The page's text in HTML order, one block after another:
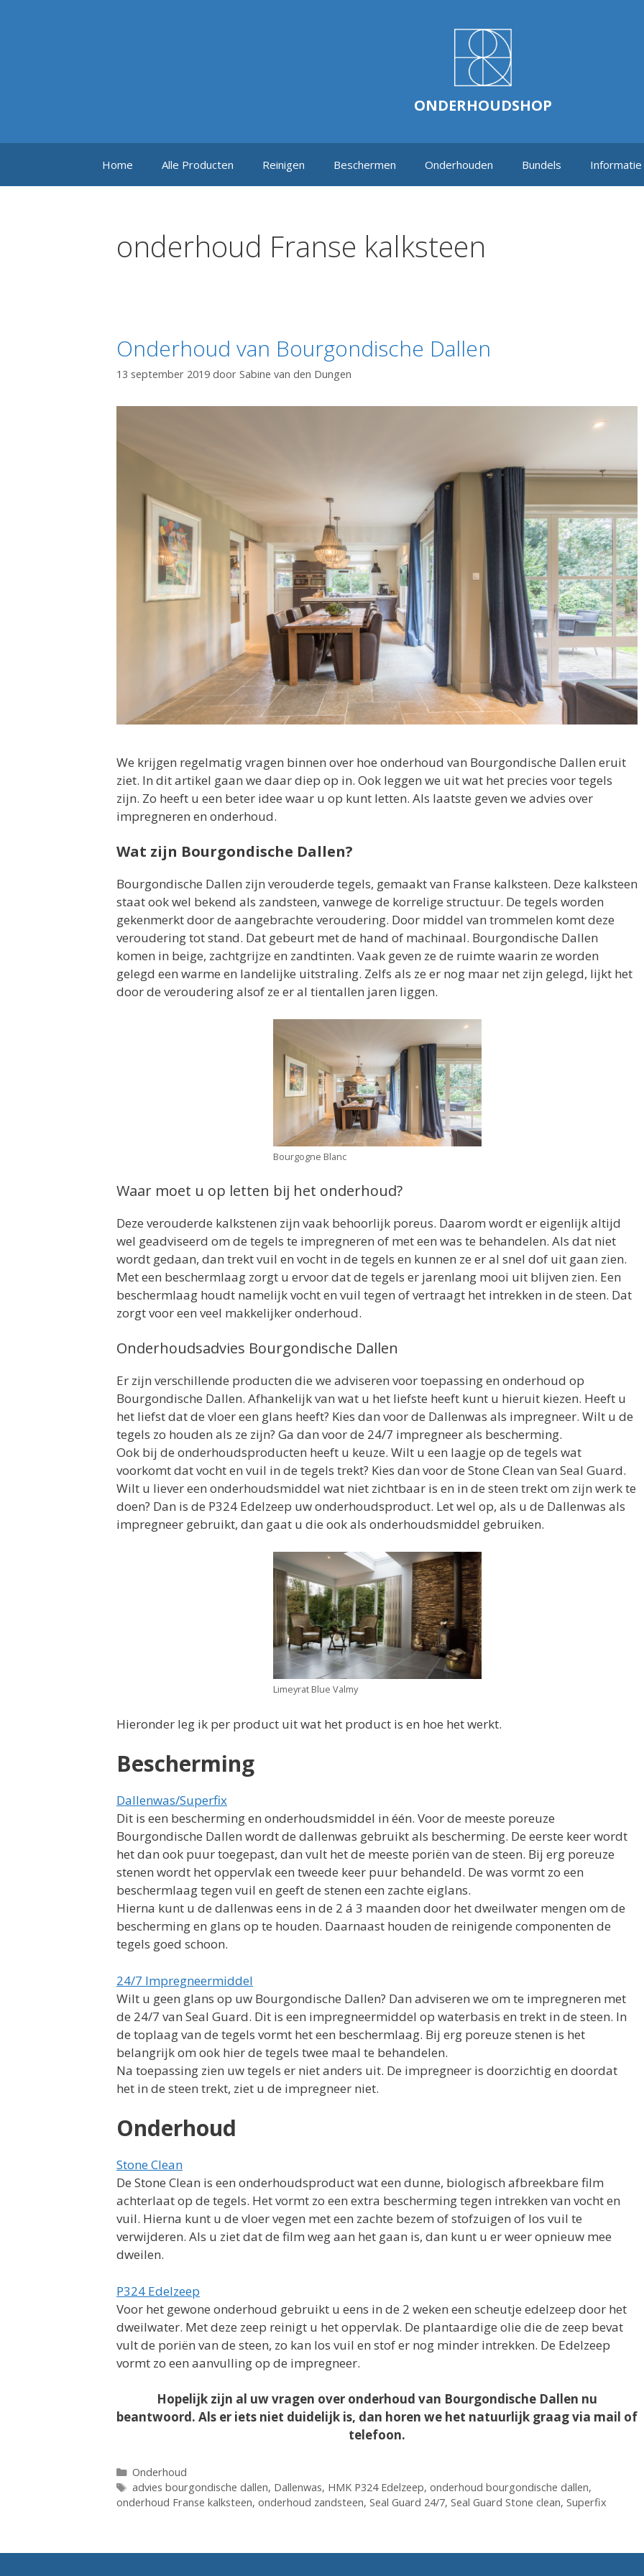
ONDERHOUDSHOP
Home Alle Producten Reinigen Beschermen Onderhouden Bundels Informatie
onderhoud Franse kalksteen
Onderhoud van Bourgondische Dallen
13 september 2019 door Sabine van den Dungen
We krijgen regelmatig vragen binnen over hoe onderhoud van Bourgondische Dallen eruit
ziet. In dit artikel gaan we daar diep op in. Ook leggen we uit wat het precies voor tegels
zijn. Zo heeft u een beter idee waar u op kunt letten. Als laatste geven we advies over
impregneren en onderhoud.
Wat zijn Bourgondische Dallen?
Bourgondische Dallen zijn verouderde tegels, gemaakt van Franse kalksteen. Deze kalksteen
staat ook wel bekend als zandsteen, vanwege de korrelige structuur. De tegels worden
gekenmerkt door de aangebrachte veroudering. Door middel van trommelen komt deze
veroudering tot stand. Dat gebeurt met de hand of machinaal. Bourgondische Dallen
komen in beige, zachtgrijze en zandtinten. Vaak geven ze de ruimte waarin ze worden
gelegd een warme en landelijke uitstraling. Zelfs als ze er nog maar net zijn gelegd, lijkt het
door de veroudering alsof ze er al tientallen jaren liggen.
Bourgogne Blanc
Waar moet u op letten bij het onderhoud?
Deze verouderde kalkstenen zijn vaak behoorlijk poreus. Daarom wordt er eigenlijk altijd
wel geadviseerd om de tegels te impregneren of met een was te behandelen. Als dat niet
wordt gedaan, dan trekt vuil en vocht in de tegels en kunnen ze er al snel dof uit gaan zien.
Met een beschermlaag zorgt u ervoor dat de tegels er jarenlang mooi uit blijven zien. Een
beschermlaag houdt namelijk vocht en vuil tegen of vertraagt het intrekken in de steen. Dat
zorgt voor een veel makkelijker onderhoud.
Onderhoudsadvies Bourgondische Dallen
Er zijn verschillende producten die we adviseren voor toepassing en onderhoud op
Bourgondische Dallen. Afhankelijk van wat u het liefste heeft kunt u hieruit kiezen. Heeft u
het liefst dat de vloer een glans heeft? Kies dan voor de Dallenwas als impregneer. Wilt u de
tegels zo houden als ze zijn? Ga dan voor de 24/7 impregneer als bescherming.
Ook bij de onderhoudsproducten heeft u keuze. Wilt u een laagje op de tegels wat
voorkomt dat vocht en vuil in de tegels trekt? Kies dan voor de Stone Clean van Seal Guard.
Wilt u liever een onderhoudsmiddel wat niet zichtbaar is en in de steen trekt om zijn werk te
doen? Dan is de P324 Edelzeep uw onderhoudsproduct. Let wel op, als u de Dallenwas als
impregneer gebruikt, dan gaat u die ook als onderhoudsmiddel gebruiken.
Limeyrat Blue Valmy
Hieronder leg ik per product uit wat het product is en hoe het werkt.
Bescherming
Dallenwas/Superfix
Dit is een bescherming en onderhoudsmiddel in één. Voor de meeste poreuze
Bourgondische Dallen wordt de dallenwas gebruikt als bescherming. De eerste keer wordt
het dan ook puur toegepast, dan vult het de meeste poriën van de steen. Bij erg poreuze
stenen wordt het oppervlak een tweede keer puur behandeld. De was vormt zo een
beschermlaag tegen vuil en geeft de stenen een zachte eiglans.
Hierna kunt u de dallenwas eens in de 2 á 3 maanden door het dweilwater mengen om de
bescherming en glans op te houden. Daarnaast houden de reinigende componenten de
tegels goed schoon.
24/7 Impregneermiddel
Wilt u geen glans op uw Bourgondische Dallen? Dan adviseren we om te impregneren met
de 24/7 van Seal Guard. Dit is een impregneermiddel op waterbasis en trekt in de steen. In
de toplaag van de tegels vormt het een beschermlaag. Bij erg poreuze stenen is het
belangrijk om ook hier de tegels twee maal te behandelen.
Na toepassing zien uw tegels er niet anders uit. De impregneer is doorzichtig en doordat
het in de steen trekt, ziet u de impregneer niet.
Onderhoud
Stone Clean
De Stone Clean is een onderhoudsproduct wat een dunne, biologisch afbreekbare film
achterlaat op de tegels. Het vormt zo een extra bescherming tegen intrekken van vocht en
vuil. Hierna kunt u de vloer vegen met een zachte bezem of stofzuigen of los vuil te
verwijderen. Als u ziet dat de film weg aan het gaan is, dan kunt u er weer opnieuw mee
dweilen.
P324 Edelzeep
Voor het gewone onderhoud gebruikt u eens in de 2 weken een scheutje edelzeep door het
dweilwater. Met deze zeep reinigt u het oppervlak. De plantaardige olie die de zeep bevat
vult de poriën van de steen, zo kan los vuil en stof er nog minder intrekken. De Edelzeep
vormt zo een aanvulling op de impregneer.
Hopelijk zijn al uw vragen over onderhoud van Bourgondische Dallen nu
beantwoord. Als er iets niet duidelijk is, dan horen we het natuurlijk graag via mail of
telefoon.
Categorieën
Onderhoud
Tags
advies bourgondische dallen, Dallenwas, HMK P324 Edelzeep, onderhoud bourgondische dallen,
onderhoud Franse kalksteen, onderhoud zandsteen, Seal Guard 24/7, Seal Guard Stone clean, Superfix